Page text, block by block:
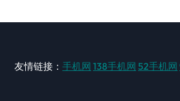
友情链接： 手机网 138手机网 52手机网